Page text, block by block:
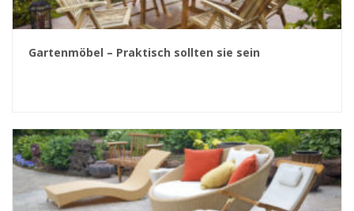
Gartenmöbel – Praktisch sollten sie sein